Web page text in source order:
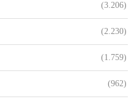
(3.206)
(2.230)
(1.759)
(962)